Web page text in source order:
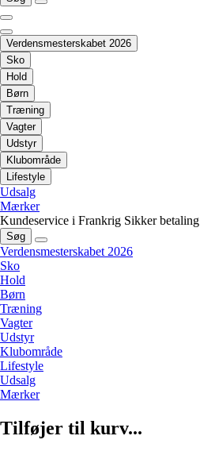
Verdensmesterskabet 2026
Sko
Hold
Børn
Træning
Vagter
Udstyr
Klubområde
Lifestyle
Udsalg
Mærker
Kundeservice i Frankrig Sikker betaling
Søg
Verdensmesterskabet 2026
Sko
Hold
Børn
Træning
Vagter
Udstyr
Klubområde
Lifestyle
Udsalg
Mærker
Tilføjer til kurv...